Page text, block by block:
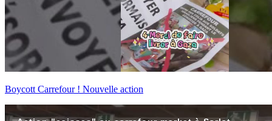
Boycott Carrefour ! Nouvelle action